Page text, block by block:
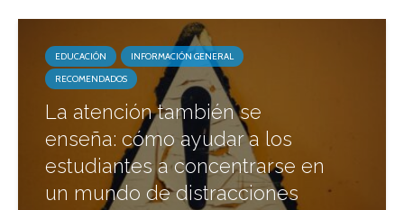
EDUCACIÓN
INFORMACIÓN GENERAL
RECOMENDADOS
La atención también se
enseña: cómo ayudar a los
estudiantes a concentrarse en
un mundo de distracciones